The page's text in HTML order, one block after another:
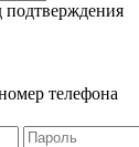
подтверждения
телефона